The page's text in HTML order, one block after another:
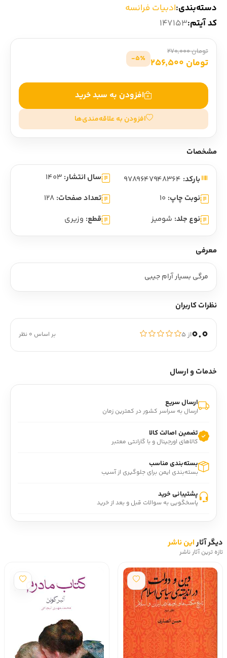
دسته‌بندی:ادبیات فرانسه
کد آیتم:147153
تومان 270,000
تومان 256,500 5٪-
افزودن به سبد خرید
افزودن به علاقه‌مندی‌ها
مشخصات
بارکد: سال انتشار: 1403
نوبت چاپ: 10 تعداد صفحات: 128
نوع جلد: شومیز قطع: وزیری
معرفی
مرگی بسیار آرام جیبی
نظرات کاربران
0.0از ۵ بر اساس 0 نظر
خدمات و ارسال
ارسال سریع
ارسال به سراسر کشور در کمترین زمان
تضمین اصالت کالا
کالاهای اورجینال و با گارانتی معتبر
بسته‌بندی مناسب
بسته‌بندی ایمن برای جلوگیری از آسیب
پشتیبانی خرید
پاسخگویی به سوالات قبل و بعد از خرید
دیگر آثاراین ناشر
تازه ترین آثار ناشر